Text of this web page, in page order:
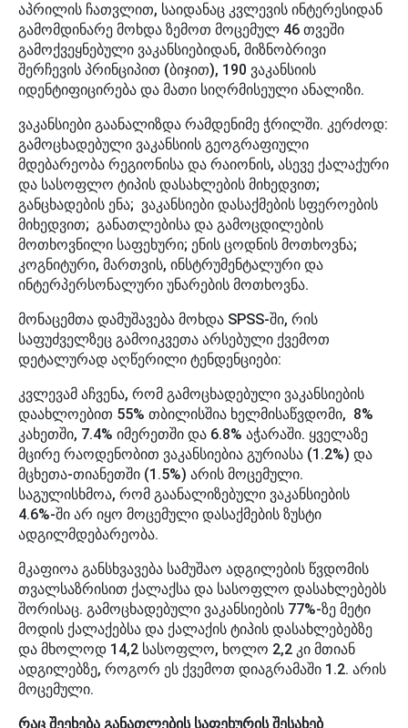
აპრილის ჩათვლით, საიდანაც კვლევის ინტერესიდან
გამომდინარე მოხდა ზემოთ მოცემულ 46 თვეში
გამოქვეყნებული ვაკანსიებიდან, მიზნობრივი
შერჩევის პრინციპით (ბიჯით), 190 ვაკანსიის
იდენტიფიცირება და მათი სიღრმისეული ანალიზი.
ვაკანსიები გაანალიზდა რამდენიმე ჭრილში. კერძოდ:
გამოცხადებული ვაკანსიის გეოგრაფიული
მდებარეობა რეგიონისა და რაიონის, ასევე ქალაქური
და სასოფლო ტიპის დასახლების მიხედვით;
განცხადების ენა; ვაკანსიები დასაქმების სფეროების
მიხედვით; განათლებისა და გამოცდილების
მოთხოვნილი საფეხური; ენის ცოდნის მოთხოვნა;
კოგნიტური, მართვის, ინსტრუმენტალური და
ინტერპერსონალური უნარების მოთხოვნა.
მონაცემთა დამუშავება მოხდა SPSS-ში, რის
საფუძველზეც გამოიკვეთა არსებული ქვემოთ
დეტალურად აღწერილი ტენდენციები:
კვლევამ აჩვენა, რომ გამოცხადებული ვაკანსიების
დაახლოებით 55% თბილისშია ხელმისაწვდომი, 8%
კახეთში, 7.4% იმერეთში და 6.8% აჭარაში. ყველაზე
მცირე რაოდენობით ვაკანსიებია გურიასა (1.2%) და
მცხეთა-თიანეთში (1.5%) არის მოცემული.
საგულისხმოა, რომ გაანალიზებული ვაკანსიების
4.6%-ში არ იყო მოცემული დასაქმების ზუსტი
ადგილმდებარეობა.
მკაფიოა განსხვავება სამუშაო ადგილების წვდომის
თვალსაზრისით ქალაქსა და სასოფლო დასახლებებს
შორისაც. გამოცხადებული ვაკანსიების 77%-ზე მეტი
მოდის ქალაქებსა და ქალაქის ტიპის დასახლებებზე
და მხოლოდ 14,2 სასოფლო, ხოლო 2,2 კი მთიან
ადგილებზე, როგორ ეს ქვემოთ დიაგრამაში 1.2. არის
მოცემული.
რაც შეეხება განათლების საფეხურის შესახებ